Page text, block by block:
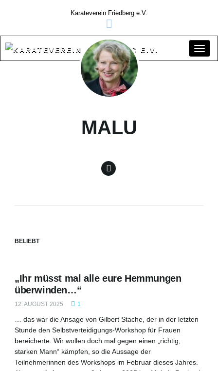
Karateverein Friedberg e.V.
MALU
BELIEBT
„Ihr müsst mal alle eure Hemmungen
überwinden…“
12. AUGUST 2025 1
… das war die Ansage von Gilbert Stache, der in der letzten
Stunde den Selbstverteidigungs-Workshop für Frauen
bereicherte. Wir wollen doch mal gegen einen „richtig,
starken Mann“ kämpfen, so die Aussage der
Teilnehmerinnen des Workshops im Februar dieses Jahres.